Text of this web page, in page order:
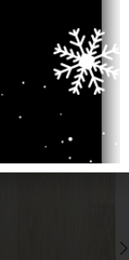
מוצרים קשורים